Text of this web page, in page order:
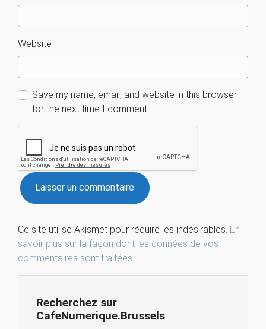
Website
Save my name, email, and website in this browser
for the next time I comment.
Ce site utilise Akismet pour réduire les indésirables. En
savoir plus sur la façon dont les données de vos
commentaires sont traitées
Recherchez sur
CafeNumerique.Brussels